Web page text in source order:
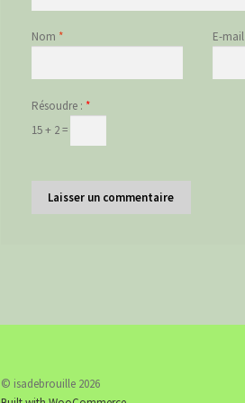
Nom * E-mail
Résoudre : *
15 + 2 =
© isadebrouille 2026